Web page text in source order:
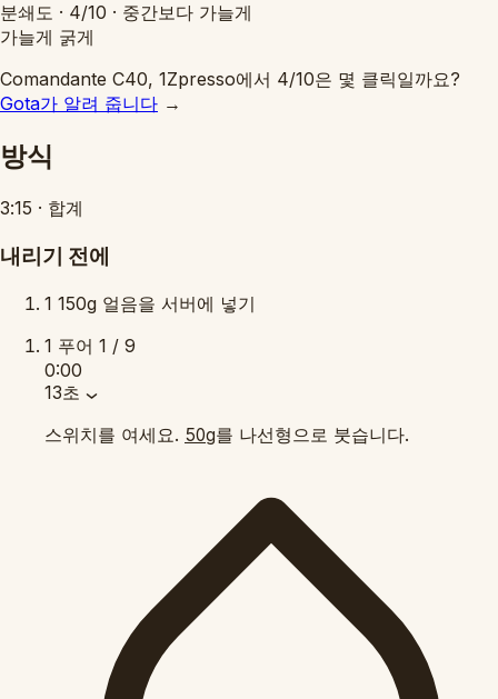
분쇄도 · 4/10 · 중간보다 가늘게
가늘게 굵게
Comandante C40, 1Zpresso에서 4/10은 몇 클릭일까요?
Gota가 알려 줍니다 →
방식
3:15 · 합계
내리기 전에
1 150g 얼음을 서버에 넣기
1 푸어 1 / 9
0:00
13초
스위치를 여세요. 50g를 나선형으로 붓습니다.